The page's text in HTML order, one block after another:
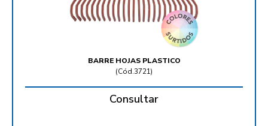
BARRE HOJAS PLASTICO
(Cód.3721)
Consultar